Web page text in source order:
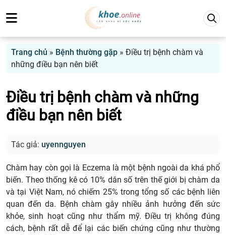
Trang chủ » Bệnh thường gặp » Điều trị bệnh chàm và
những điều bạn nên biết
Điều trị bệnh chàm và những
điều bạn nên biết
Tác giả: uyennguyen
Chàm hay còn gọi là Eczema là một bệnh ngoài da khá phổ
biến. Theo thống kê có 10% dân số trên thế giới bị chàm da
và tại Việt Nam, nó chiếm 25% trong tổng số các bệnh liên
quan đến da. Bệnh chàm gây nhiều ảnh hưởng đến sức
khỏe, sinh hoạt cũng như thẩm mỹ. Điều trị không đúng
cách, bệnh rất dễ để lại các biến chứng cũng như thường